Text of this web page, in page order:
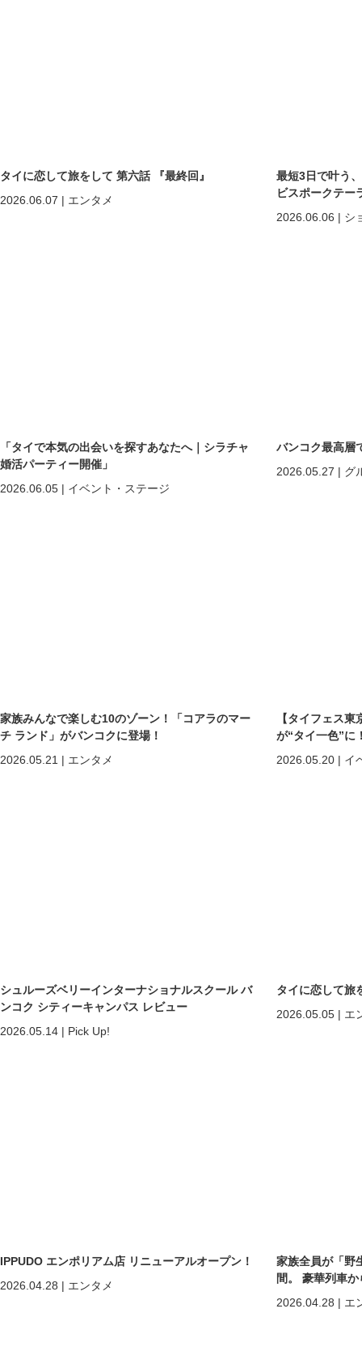
タイに恋して旅をして 第六話 『最終回』
2026.06.07 | エンタメ
最短3日で叶う
ビスポークテ
2026.06.06 | シ
「タイで本気の出会いを探すあなたへ｜シラチャ
婚活パーティー開催」
2026.06.05 | イベント・ステージ
バンコク最高層
2026.05.27 | グ
家族みんなで楽しむ10のゾーン！「コアラのマー
チ ランド」がバンコクに登場！
2026.05.21 | エンタメ
【タイフェス
が“タイ一色”に
2026.05.20 | イ
シュルーズベリーインターナショナルスクール バ
ンコク シティーキャンパス レビュー
2026.05.14 | Pick Up!
タイに恋して旅
2026.05.05 | エ
IPPUDO エンポリアム店 リニューアルオープン！
2026.04.28 | エンタメ
家族全員が「野
間。 豪華列車
2026.04.28 | エ